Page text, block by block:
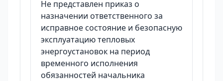
Не представлен приказ о
назначении ответственного за
исправное состояние и безопасную
эксплуатацию тепловых
энергоустановок на период
временного исполнения
обязанностей начальника